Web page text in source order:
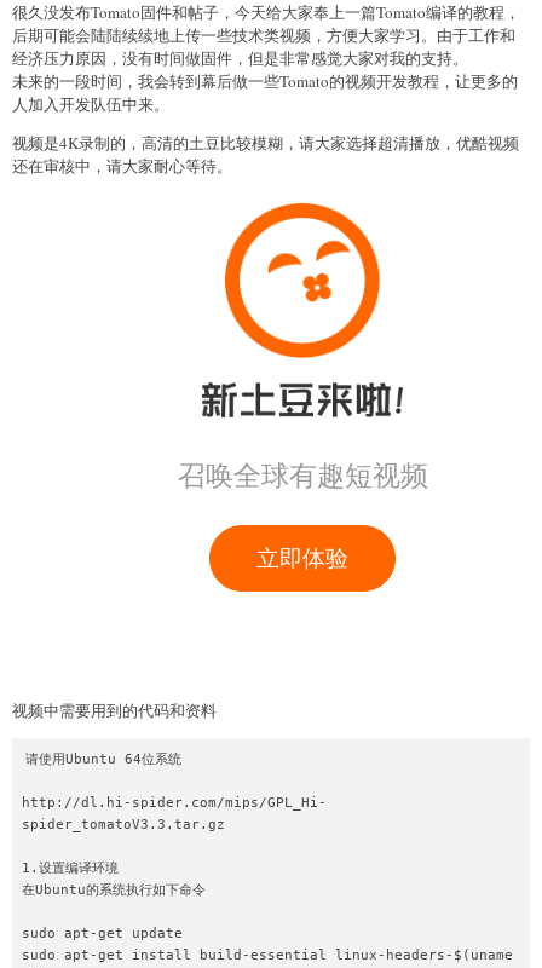
很久没发布Tomato固件和帖子，今天给大家奉上一篇Tomato编译的教程，
后期可能会陆陆续续地上传一些技术类视频，方便大家学习。由于工作和
经济压力原因，没有时间做固件，但是非常感觉大家对我的支持。
未来的一段时间，我会转到幕后做一些Tomato的视频开发教程，让更多的
人加入开发队伍中来。
视频是4K录制的，高清的土豆比较模糊，请大家选择超清播放，优酷视频
还在审核中，请大家耐心等待。
视频中需要用到的代码和资料
请使用Ubuntu 64位系统
http://dl.hi-spider.com/mips/GPL_Hi-
spider_tomatoV3.3.tar.gz
1.设置编译环境
在Ubuntu的系统执行如下命令
sudo apt-get update
sudo apt-get install build-essential linux-headers-$(uname